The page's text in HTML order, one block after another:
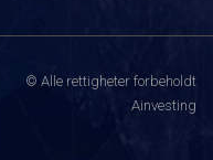
© Alle rettigheter forbeholdt
Ainvesting